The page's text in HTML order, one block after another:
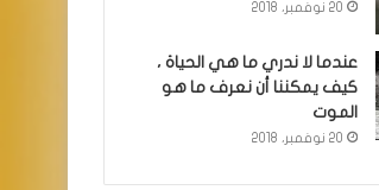
20 نوفمبر، 2018
عندما لا ندري ما هي الحياة ،
كيف يمكننا أن نعرف ما هو
الموت
20 نوفمبر، 2018